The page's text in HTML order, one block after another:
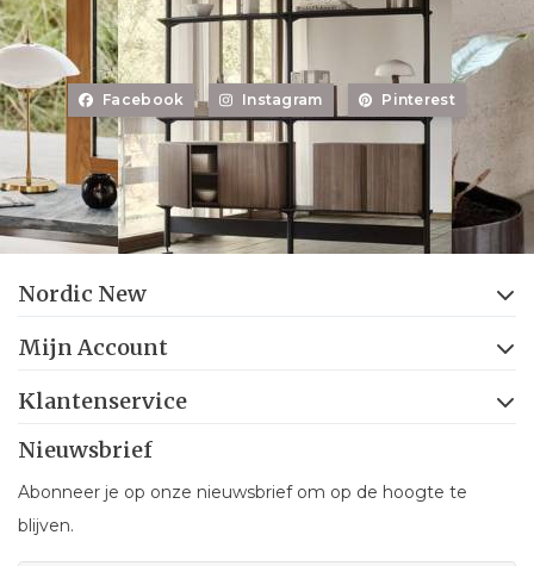
Facebook Instagram Pinterest
Nordic New
Mijn Account
Klantenservice
Nieuwsbrief
Abonneer je op onze nieuwsbrief om op de hoogte te
blijven.